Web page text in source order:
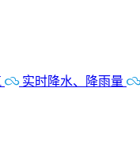
实时降水、降雨量